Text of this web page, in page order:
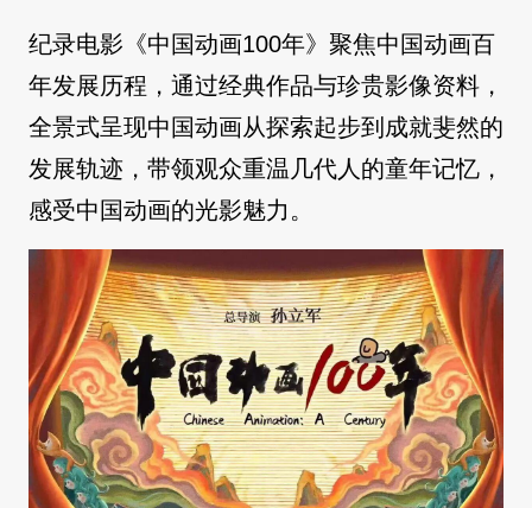
纪录电影《中国动画100年》聚焦中国动画百
年发展历程，通过经典作品与珍贵影像资料，
全景式呈现中国动画从探索起步到成就斐然的
发展轨迹，带领观众重温几代人的童年记忆，
感受中国动画的光影魅力。